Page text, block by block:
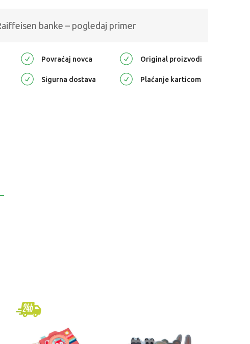
banke – pogledaj primer
Povraćaj novca Original proizvodi
Sigurna dostava Plaćanje karticom